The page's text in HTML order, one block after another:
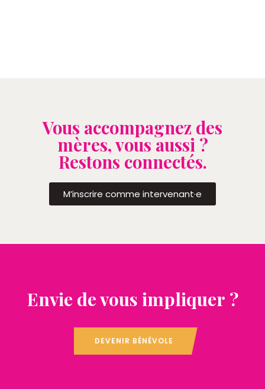
Vous accompagnez des
mères, vous aussi ?
Restons connectés.
M’inscrire comme intervenant·e
Envie de vous impliquer ?
DEVENIR BÉNÉVOLE